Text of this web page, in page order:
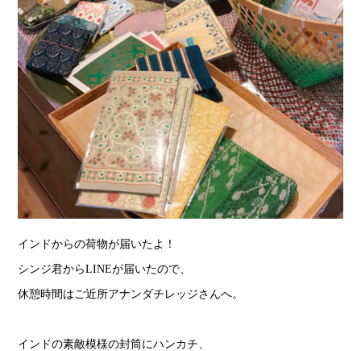
インドからの荷物が届いたよ！
シンジ君からLINEが届いたので、
休憩時間はご近所アナンダチレッジさんへ。
インドの素敵模様の封筒にハンカチ、